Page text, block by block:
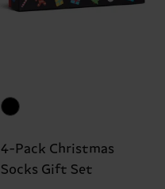
4-Pack Christmas
Socks Gift Set